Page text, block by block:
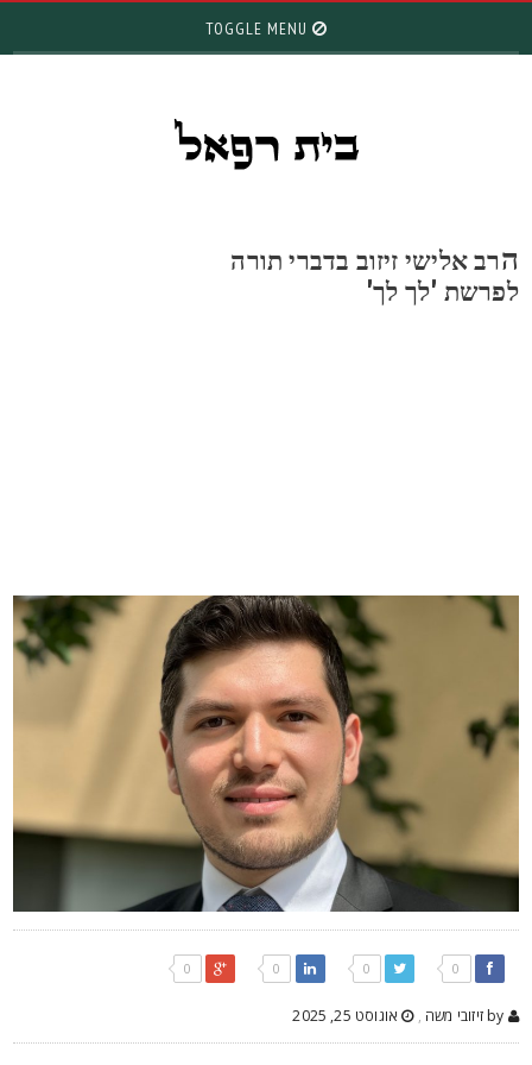
TOGGLE MENU
רב אלישי זיזוב בדברי תורה
'לך לך'
, אוגוסט 25, 2025